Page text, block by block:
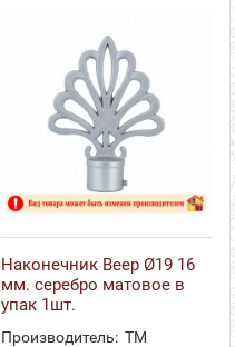
Наконечник Веер Ø19 16
мм. серебро матовое в
упак 1шт.
Производитель: ТМ